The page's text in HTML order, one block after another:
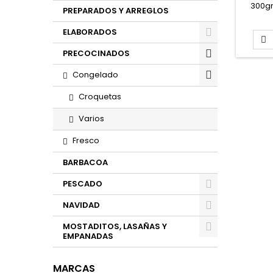
PREPARADOS Y ARREGLOS
ELABORADOS
PRECOCINADOS
Congelado
Croquetas
Varios
Fresco
BARBACOA
PESCADO
NAVIDAD
MOSTADITOS, LASAÑAS Y
EMPANADAS
MARCAS
